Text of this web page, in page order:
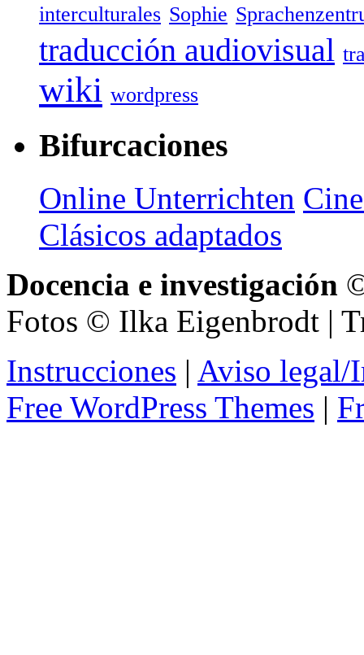
interculturales Sophie
traducción audiovisual
wiki wordpress
Bifurcaciones
Online Unterrichten
Clásicos adaptados
Docencia e investigación
Fotos © Ilka Eigenbrodt |
Instrucciones | Aviso legal/
Free WordPress Themes |